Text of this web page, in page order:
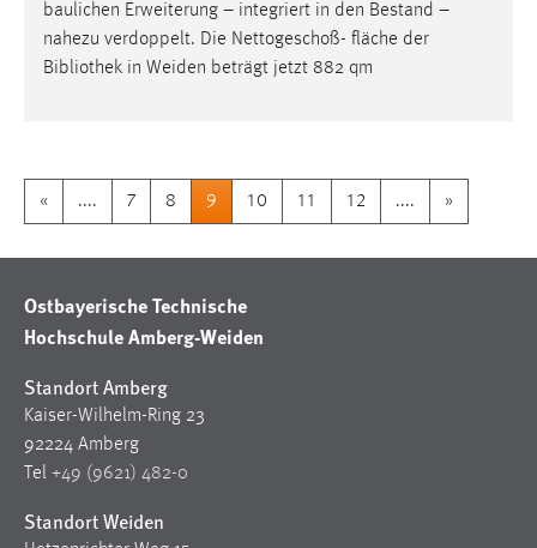
baulichen Erweiterung – integriert in den Bestand –
nahezu verdoppelt. Die Nettogeschoß- fläche der
Bibliothek in Weiden beträgt jetzt 882 qm
« .... 7 8 9 10 11 12 .... »
Ostbayerische Technische
Hochschule Amberg-Weiden
Standort Amberg
Kaiser-Wilhelm-Ring 23
92224 Amberg
Tel +49 (9621) 482-0
Standort Weiden